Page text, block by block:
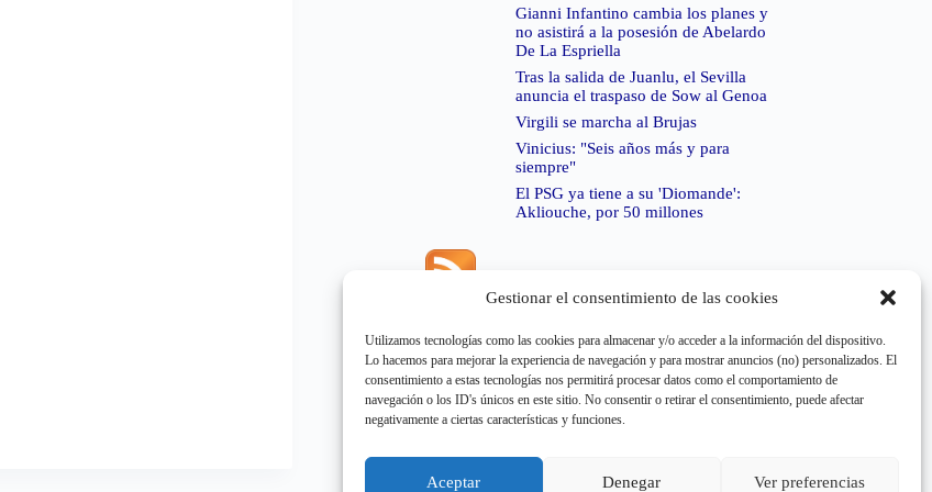
Gestionar el consentimiento de las cookies
Utilizamos tecnologías como las cookies para almacenar y/o acceder a la información del dispositivo.
Lo hacemos para mejorar la experiencia de navegación y para mostrar anuncios (no) personalizados. El
consentimiento a estas tecnologías nos permitirá procesar datos como el comportamiento de
navegación o los ID's únicos en este sitio. No consentir o retirar el consentimiento, puede afectar
negativamente a ciertas características y funciones.
Aceptar Denegar Ver preferencias
Gianni Infantino cambia los planes y
no asistirá a la posesión de Abelardo
De La Espriella
Tras la salida de Juanlu, el Sevilla
anuncia el traspaso de Sow al Genoa
Virgili se marcha al Brujas
Vinicius: "Seis años más y para
siempre"
El PSG ya tiene a su 'Diomande':
Akliouche, por 50 millones
Error de RSS:Retrieved unsupported status code
"404"